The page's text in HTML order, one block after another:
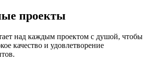
проекты
над каждым проектом с душой, чтобы
качество и удовлетворение